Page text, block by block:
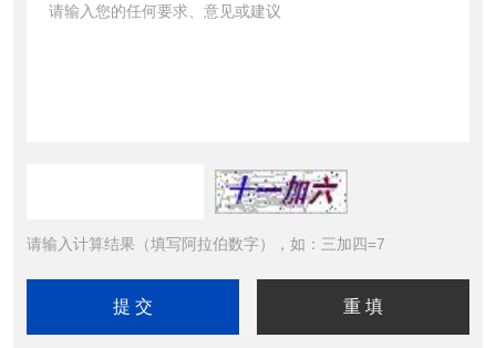
请输入计算结果（填写阿拉伯数字），如：三加四=7